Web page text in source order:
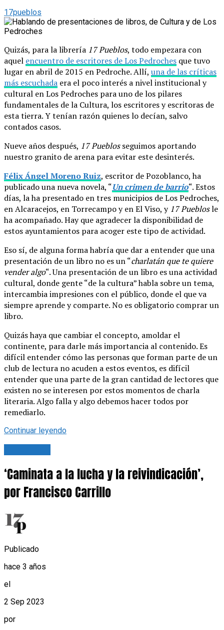
17pueblos
Quizás, para la librería 17 Pueblos, todo empezara con
aquel encuentro de escritores de Los Pedroches que tuvo
lugar en abril de 2015 en Pedroche. Allí, una de las críticas
más escuchada era el poco interés a nivel institucional y
cultural en Los Pedroches para uno de los pilares
fundamentales de la Cultura, los escritores y escritoras de
esta tierra. Y tenían razón quienes lo decían, salvo
contados casos.
Nueve años después, 17 Pueblosseguimos aportando
nuestro granito de arena para evitar este desinterés.
Félix Ángel Moreno Ruiz, escritor de Pozoblanco, ha
publicado una nueva novela, “Un crimen de barrio“. Estos
días, la ha presentado en tres municipios de Los Pedroches,
en Alcaracejos, en Torrecampo y en El Viso, y 17 Pueblosle
ha acompañado. Hay que agradecer la disponibilidad de
estos ayuntamientos para acoger este tipo de actividad.
Eso sí, de alguna forma habría que dar a entender que una
presentación de un libro no es un “charlatán que te quiere
vender algo“. Una presentación de un libro es una actividad
cultural, donde gente “de la cultura” habla sobre un tema,
intercambia impresiones con el público, donde el que va
siempre aprende y comparte. No es obligatorio comprar un
libro.
Quizás haya que cambiar el concepto, amoldar el
continente, para darle más importancia al contenido. Es
difícil entender cómo las personas que forman parte de un
club de lectura no acuden a estos eventos, es difícil
entender que una parte de la gran cantidad de lectores que
existen no se interesen por estos momentos de charla
literaria. Algo falla y algo debemos hacer todos por
remediarlo.
Continuar leyendo
‘Caminata a la lucha y la reivindicación’,
por Francisco Carrillo
Publicado
hace 3 años
el
2 Sep 2023
por